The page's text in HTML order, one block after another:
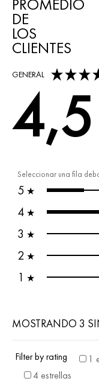
Seleccionar una fila
5 ★
4 ★
3 ★
2 ★
1 ★
DE
LOS
CLIENTES
GENERAL
4,5 out of 5 stars
4,5
MOSTRANDO 3
Filter by rating 1
4 estrellas